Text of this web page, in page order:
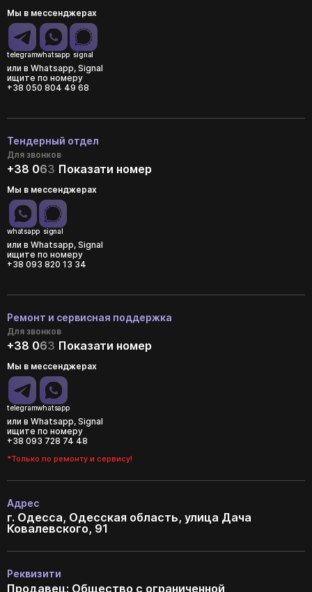
Мы в мессенджерах
telegramwhatsapp signal
или в Whatsapp, Signal
ищите по номеру
+38 050 804 49 68
Тендерный отдел
Для звонков
+38 063 Показати номер
Мы в мессенджерах
whatsapp signal
или в Whatsapp, Signal
ищите по номеру
+38 093 820 13 34
Ремонт и сервисная поддержка
Для звонков
+38 063 Показати номер
Мы в мессенджерах
telegramwhatsapp
или в Whatsapp, Signal
ищите по номеру
+38 093 728 74 48
*Только по ремонту и сервису!
Адрес
г. Одесса, Одесская область, улица Дача
Ковалевского, 91
Реквизити
Продавец: Общество с ограниченной